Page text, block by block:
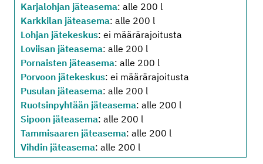
Karjalohjan jäteasema: alle 200 l
Karkkilan jäteasema: alle 200 l
Lohjan jätekeskus: ei määrärajoitusta
Loviisan jäteasema: alle 200 l
Pornaisten jäteasema: alle 200 l
Porvoon jätekeskus: ei määrärajoitusta
Pusulan jäteasema: alle 200 l
Ruotsinpyhtään jäteasema: alle 200 l
Sipoon jäteasema: alle 200 l
Tammisaaren jäteasema: alle 200 l
Vihdin jäteasema: alle 200 l